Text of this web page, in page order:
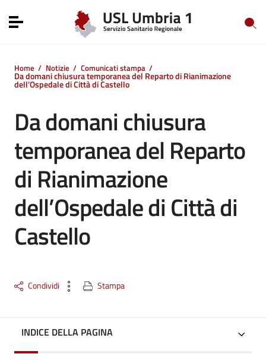
Vai al menu di navigazione
Toggle navigation
Home / Notizie / Comunicati stampa /
Da domani chiusura temporanea del Reparto di Rianimazione
dell’Ospedale di Città di Castello
Da domani chiusura
temporanea del Reparto
di Rianimazione
dell’Ospedale di Città di
Castello
Condividi Stampa
INDICE DELLA PAGINA